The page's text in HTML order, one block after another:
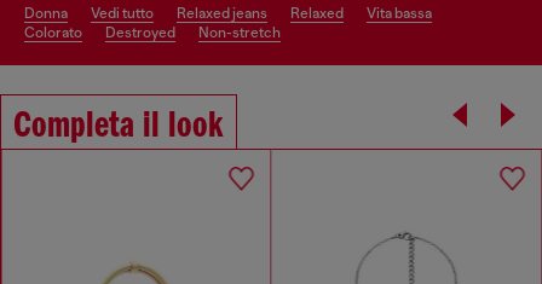
donna vedi tutto relaxed jeans relaxed
vita bassa
colorato
destroyed non-stretch
Completa il look